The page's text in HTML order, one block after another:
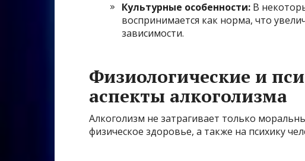
Культурные особенности: В
воспринимается как норма, что
зависимости.
Физиологические и
аспекты алкоголизма
Алкоголизм не затрагивает только
физическое здоровье, а также на психику